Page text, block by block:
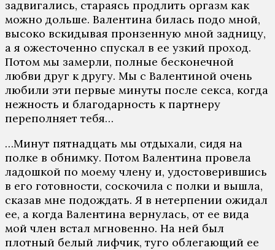
задвигались, стараясь продлить оргазм как
можно дольше. Валентина билась подо мной,
высоко вскидывая пронзенную мной задницу,
а я ожесточенно спускал в ее узкий проход.
Потом мы замерли, полные бесконечной
любви друг к другу. Мы с Валентиной очень
любили эти первые минуты после секса, когда
нежность и благодарность к партнеру
переполняет тебя…
…Минут пятнадцать мы отдыхали, сидя на
полке в обнимку. Потом Валентина провела
ладошкой по моему члену и, удостоверившись
в его готовности, соскочила с полки и вышла,
сказав мне подождать. Я в нетерпении ожидал
ее, а когда Валентина вернулась, от ее вида
мой член встал мгновенно. На ней был
плотный белый лифчик, туго облегающий ее